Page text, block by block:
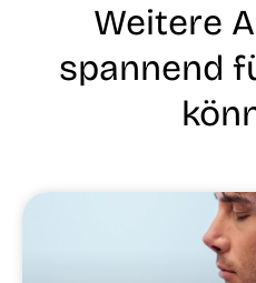
Weitere
spannend